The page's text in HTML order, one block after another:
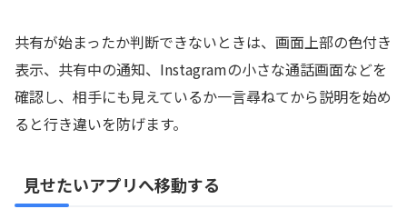
共有が始まったか判断できないときは、画面上部の色付き
表示、共有中の通知、Instagramの小さな通話画面などを
確認し、相手にも見えているか一言尋ねてから説明を始め
ると行き違いを防げます。
見せたいアプリへ移動する